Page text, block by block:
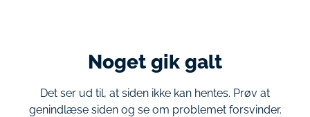
Noget gik galt
Det ser ud til, at siden ikke kan hentes. Prøv at
genindlæse siden og se om problemet forsvinder.